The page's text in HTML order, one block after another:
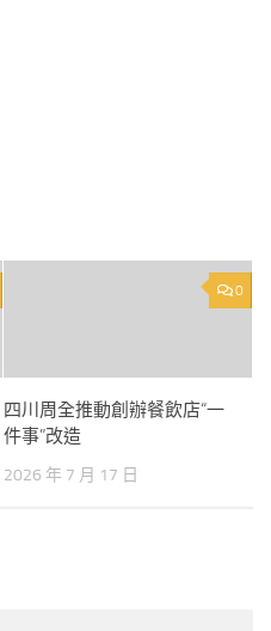
0
四川周全推動創辦餐飲店“一
件事”改造
2026 年 7 月 17 日